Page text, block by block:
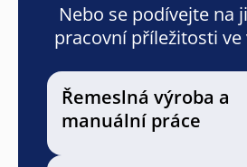
Nebo se podívejte na
pracovní příležitosti
Řemeslná výroba a
manuální práce